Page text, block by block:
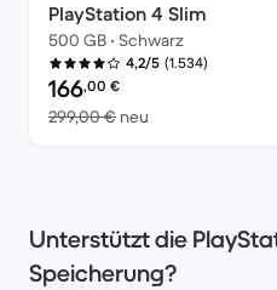
PlayStation 4 Slim
500 GB • Schwarz
4,2/5 (1.534)
Preis des erneuerten Produkts:
166,00 €
299,00 € neu Im Vergleich
Unterstützt die
Speicherung?